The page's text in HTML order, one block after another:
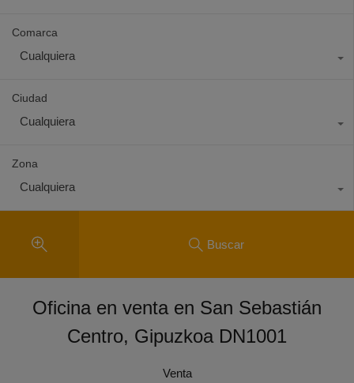
Comarca
Cualquiera
Ciudad
Cualquiera
Zona
Cualquiera
Buscar
Oficina en venta en San Sebastián
Centro, Gipuzkoa DN1001
Venta